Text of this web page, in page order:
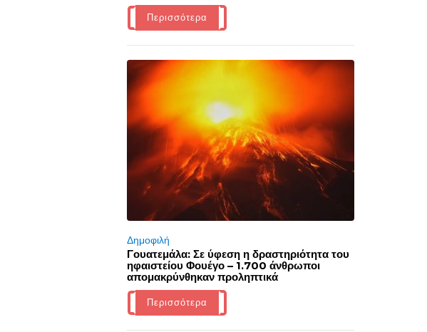
Περισσότερα
Δημοφιλή
Γουατεμάλα: Σε ύφεση η δραστηριότητα του
ηφαιστείου Φουέγο – 1.700 άνθρωποι
απομακρύνθηκαν προληπτικά
Περισσότερα